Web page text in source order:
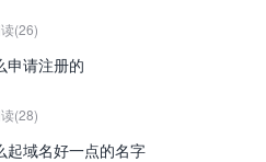
(26)
申请注册的
(28)
起域名好一点的名字